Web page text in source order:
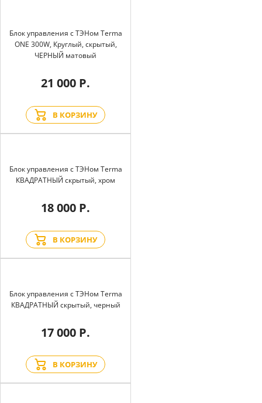
Блок управления с ТЭНом Terma
ONE 300W, Круглый, скрытый,
ЧЕРНЫЙ матовый
21 000 Р.
В КОРЗИНУ
Блок управления с ТЭНом Terma
КВАДРАТНЫЙ скрытый, хром
18 000 Р.
В КОРЗИНУ
Блок управления с ТЭНом Terma
КВАДРАТНЫЙ скрытый, черный
17 000 Р.
В КОРЗИНУ